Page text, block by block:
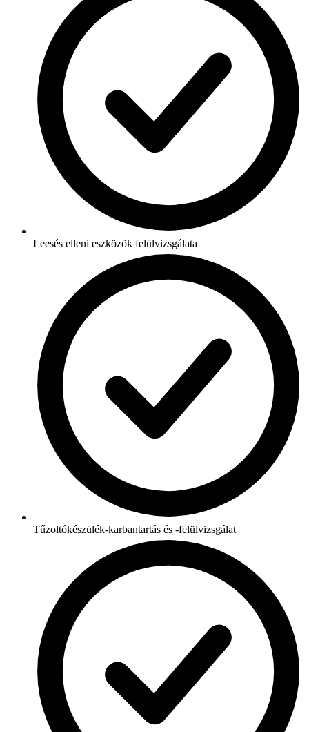
Leesés elleni eszközök felülvizsgálata
Tűzoltókészülék-karbantartás és -felülvizsgálat